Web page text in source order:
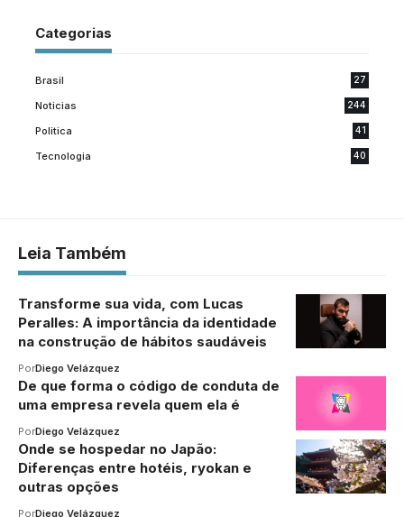
Categorias
Brasil 27
Noticias 244
Politica 41
Tecnologia 40
Leia Também
Transforme sua vida, com Lucas
Peralles: A importância da identidade
na construção de hábitos saudáveis
PorDiego Velázquez
De que forma o código de conduta de
uma empresa revela quem ela é
PorDiego Velázquez
Onde se hospedar no Japão:
Diferenças entre hotéis, ryokan e
outras opções
PorDiego Velázquez